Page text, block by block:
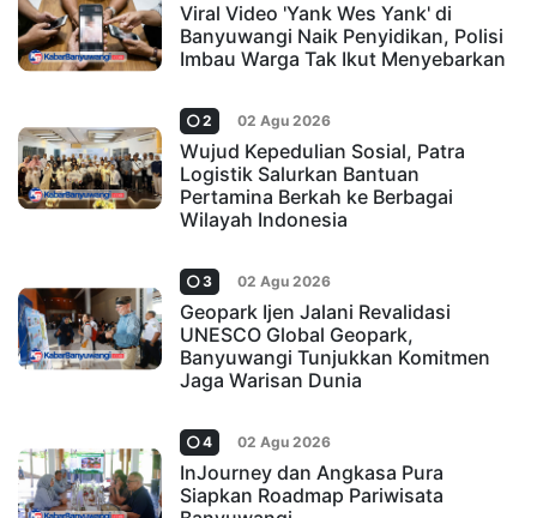
Viral Video 'Yank Wes Yank' di
Banyuwangi Naik Penyidikan, Polisi
Imbau Warga Tak Ikut Menyebarkan
2 02 Agu 2026
Wujud Kepedulian Sosial, Patra
Logistik Salurkan Bantuan
Pertamina Berkah ke Berbagai
Wilayah Indonesia
3 02 Agu 2026
Geopark Ijen Jalani Revalidasi
UNESCO Global Geopark,
Banyuwangi Tunjukkan Komitmen
Jaga Warisan Dunia
4 02 Agu 2026
InJourney dan Angkasa Pura
Siapkan Roadmap Pariwisata